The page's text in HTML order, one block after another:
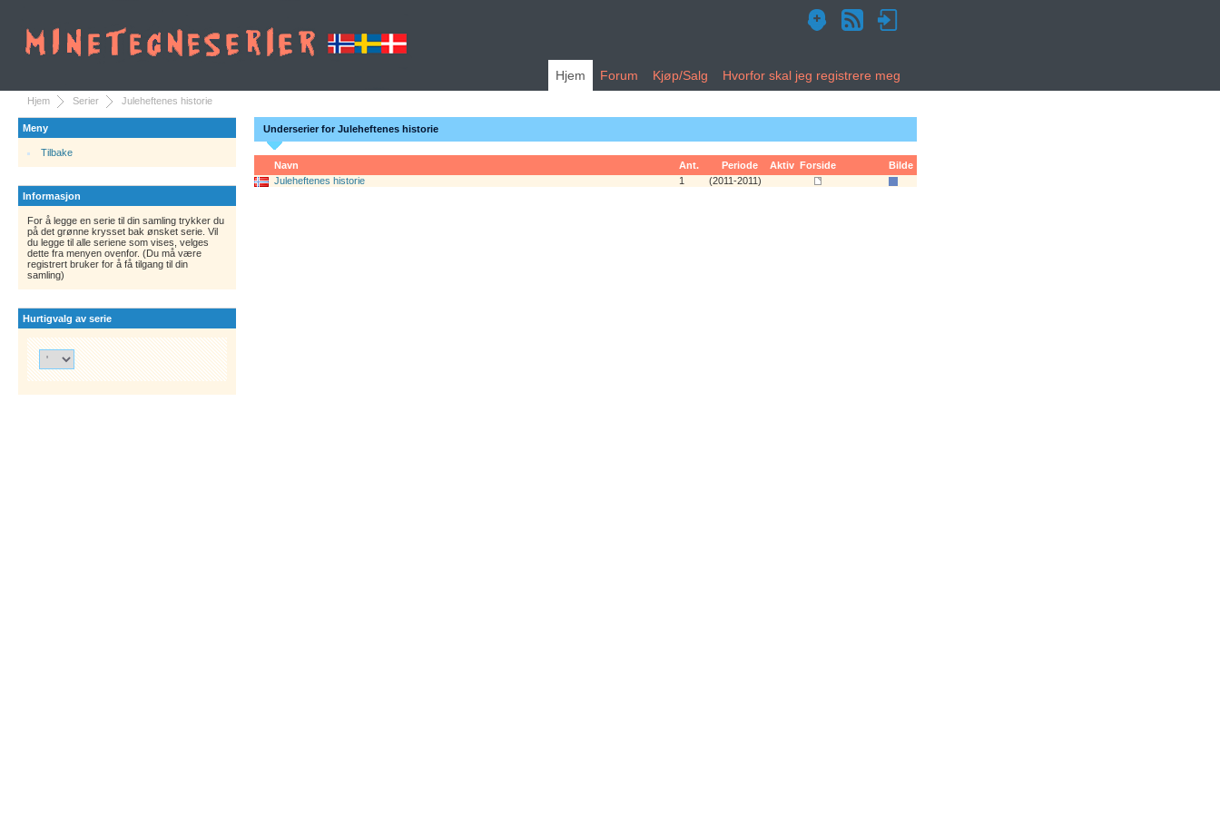
Hjem Forum Kjøp/Salg Hvorfor skal jeg registrere meg
Hjem Serier Juleheftenes historie
Meny
Tilbake
Informasjon
For å legge en serie til din samling trykker du
på det grønne krysset bak ønsket serie. Vil
du legge til alle seriene som vises, velges
dette fra menyen ovenfor. (Du må være
registrert bruker for å få tilgang til din
samling)
Hurtigvalg av serie
Underserier for Juleheftenes historie
Navn Ant. Periode Aktiv Forside
Bilde
Juleheftenes historie
1 (2011-2011)